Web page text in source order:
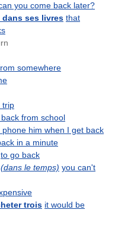
you come back later?
ses livres that
somewhere
trip
from school
phone him when I get back
in a minute
to go back
(dans le temps) you can't
trois it would be